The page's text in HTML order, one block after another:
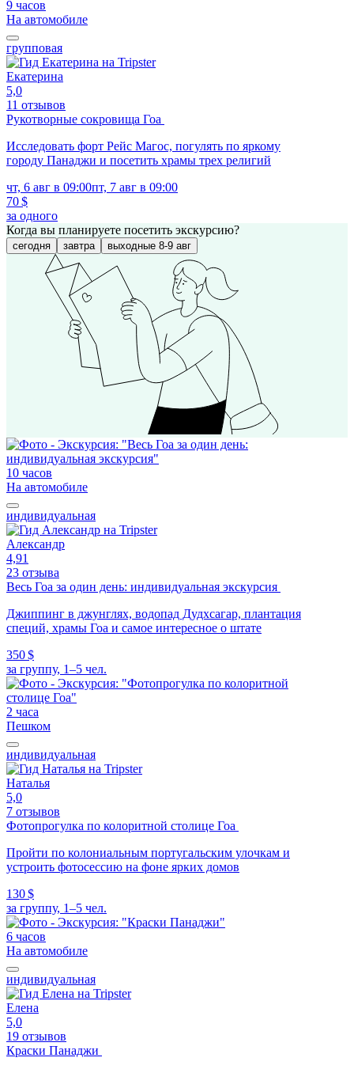
9 часов
На автомобиле
групповая
Екатерина
5,0
11 отзывов
Рукотворные сокровища Гоа
Исследовать форт Рейс Магос, погулять по яркому
городу Панаджи и посетить храмы трех религий
чт, 6 авг в 09:00пт, 7 авг в 09:00
70 $
за одного
Когда вы планируете посетить экскурсию?
сегодня завтра выходные 8-9 авг
10 часов
На автомобиле
индивидуальная
Александр
4,91
23 отзыва
Весь Гоа за один день: индивидуальная экскурсия
Джиппинг в джунглях, водопад Дудхсагар, плантация
специй, храмы Гоа и самое интересное о штате
350 $
за группу, 1–5 чел.
2 часа
Пешком
индивидуальная
Наталья
5,0
7 отзывов
Фотопрогулка по колоритной столице Гоа
Пройти по колониальным португальским улочкам и
устроить фотосессию на фоне ярких домов
130 $
за группу, 1–5 чел.
6 часов
На автомобиле
индивидуальная
Елена
5,0
19 отзывов
Краски Панаджи